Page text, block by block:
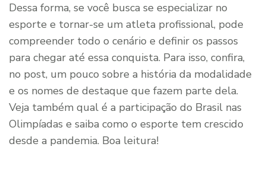
Dessa forma, se você busca se especializar no
esporte e tornar-se um atleta profissional, pode
compreender todo o cenário e definir os passos
para chegar até essa conquista. Para isso, confira,
no post, um pouco sobre a história da modalidade
e os nomes de destaque que fazem parte dela.
Veja também qual é a participação do Brasil nas
Olimpíadas e saiba como o esporte tem crescido
desde a pandemia. Boa leitura!